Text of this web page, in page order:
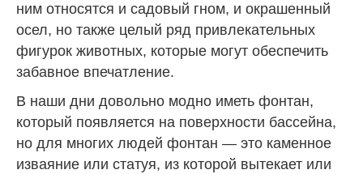
ним относятся и садовый гном, и окрашенный
осел, но также целый ряд привлекательных
фигурок животных, которые могут обеспечить
забавное впечатление.
В наши дни довольно модно иметь фонтан,
который появляется на поверхности бассейна,
но для многих людей фонтан — это каменное
изваяние или статуя, из которой вытекает или